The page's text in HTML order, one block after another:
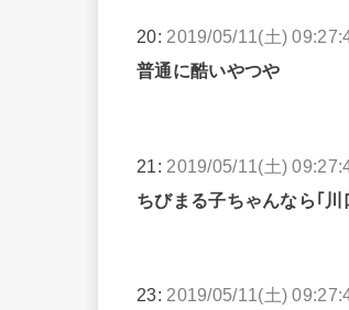
20: 2019/05/11(土)
普通に酷いやつや
21: 2019/05/11(土)
ちびまる子ちゃんなら｢
23: 2019/05/11(土)